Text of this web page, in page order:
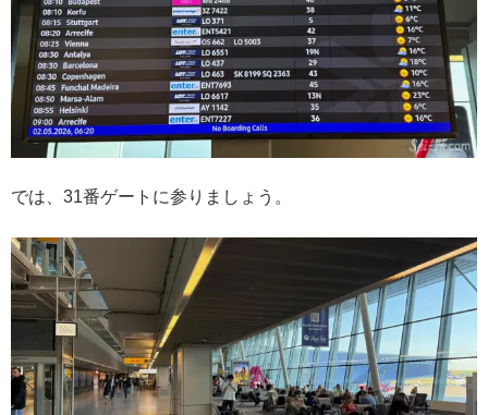
では、31番ゲートに参りましょう。